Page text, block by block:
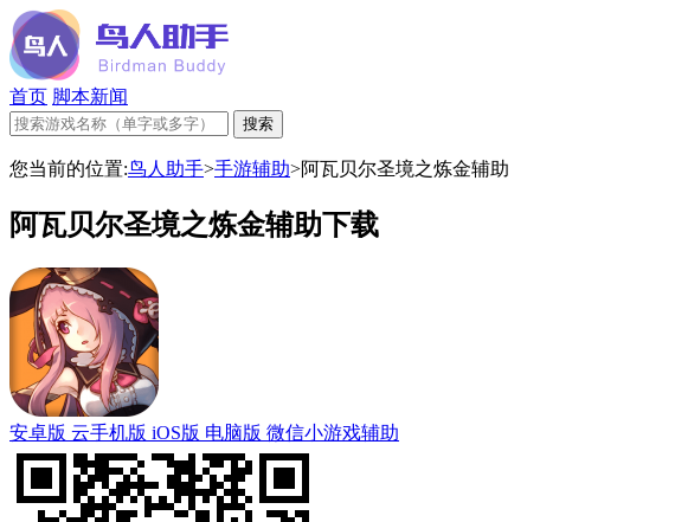
首页 脚本新闻
您当前的位置:鸟人助手>手游辅助>阿瓦贝尔圣境之炼金辅助
阿瓦贝尔圣境之炼金辅助下载
安卓版 云手机版 iOS版 电脑版 微信小游戏辅助